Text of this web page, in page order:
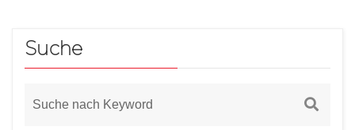
Suche